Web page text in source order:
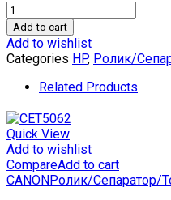
Ролик
отд.
2-
го
лотка
RM1-
4840-
000
для
HP
Add to cart
Add to wishlist
Categories HP, Ролик/
Related Products
Quick View
Add to wishlist
CompareAdd to cart
CANON Ролик/Сепаратор/